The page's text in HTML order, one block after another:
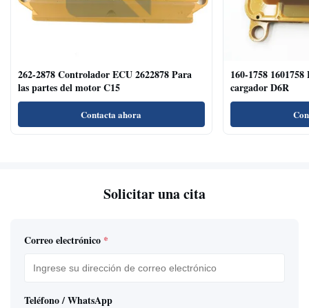
262-2878 Controlador ECU 2622878 Para
las partes del motor C15
Contacta ahora
160-1758
cargador D6R
Solicitar una cita
Correo electrónico *
Teléfono / WhatsApp